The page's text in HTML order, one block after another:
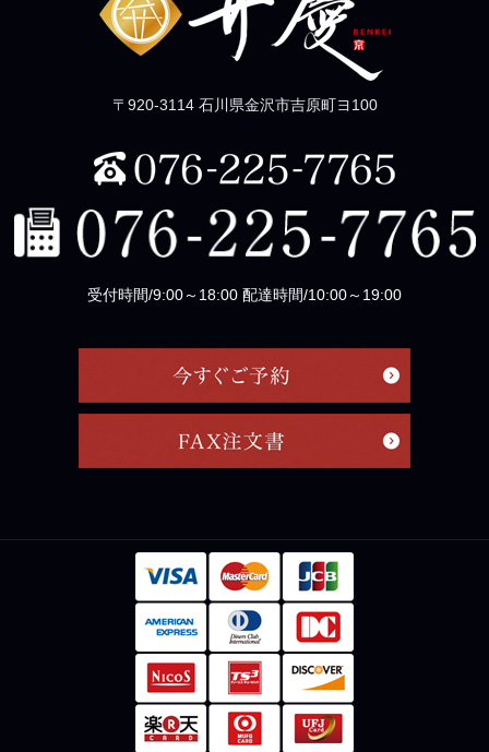
〒920-3114 石川県金沢市吉原町ヨ100
受付時間/9:00～18:00 配達時間/10:00～19:00